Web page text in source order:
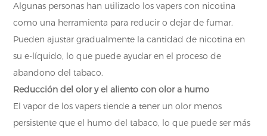
Algunas personas han utilizado los vapers con nicotina
como una herramienta para reducir o dejar de fumar.
Pueden ajustar gradualmente la cantidad de nicotina en
su e-líquido, lo que puede ayudar en el proceso de
abandono del tabaco.
Reducción del olor y el aliento con olor a humo
El vapor de los vapers tiende a tener un olor menos
persistente que el humo del tabaco, lo que puede ser más